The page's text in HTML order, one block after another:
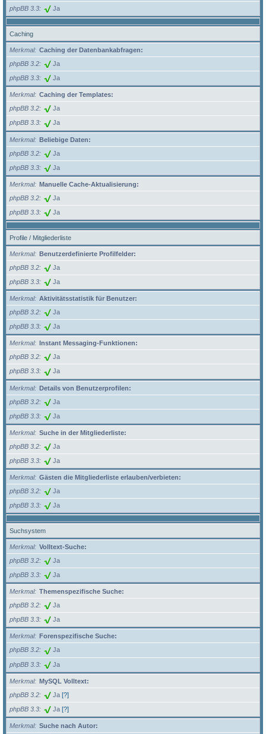
phpBB 3.3 Ja
Caching
Merkmal
Caching der Datenbankabfragen:
phpBB 3.2
Ja
phpBB 3.3 Ja
Merkmal
Caching der Templates:
phpBB 3.2
Ja
phpBB 3.3 Ja
Merkmal
Beliebige Daten:
phpBB 3.2
Ja
phpBB 3.3 Ja
Merkmal
Manuelle Cache-Aktualisierung:
phpBB 3.2
Ja
phpBB 3.3 Ja
Profile / Mitgliederliste
Merkmal
Benutzerdefinierte Profilfelder:
phpBB 3.2
Ja
phpBB 3.3 Ja
Merkmal
Aktivitätsstatistik für Benutzer:
phpBB 3.2
Ja
phpBB 3.3 Ja
Merkmal
Instant Messaging-Funktionen:
phpBB 3.2
Ja
phpBB 3.3 Ja
Merkmal
Details von Benutzerprofilen:
phpBB 3.2
Ja
phpBB 3.3 Ja
Merkmal
Suche in der Mitgliederliste:
phpBB 3.2
Ja
phpBB 3.3 Ja
Merkmal
Gästen die Mitgliederliste erlauben/verbieten:
phpBB 3.2
Ja
phpBB 3.3 Ja
Suchsystem
Merkmal
Volltext-Suche:
phpBB 3.2
Ja
phpBB 3.3 Ja
Merkmal
Themenspezifische Suche:
phpBB 3.2
Ja
phpBB 3.3 Ja
Merkmal
Forenspezifische Suche:
phpBB 3.2
Ja
phpBB 3.3 Ja
Merkmal
MySQL Volltext:
phpBB 3.2
Ja [?]
phpBB 3.3 Ja [?]
Merkmal
Suche nach Autor: